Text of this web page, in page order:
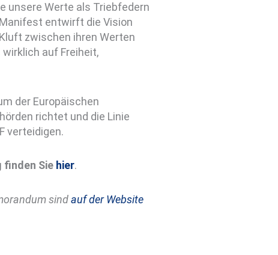
unsere Werte als Triebfedern
entwirft die Vision
zwischen ihren Werten
wirklich auf Freiheit,
der Europäischen
richtet und die Linie
verteidigen.
finden Sie hier.
sindauf der Website